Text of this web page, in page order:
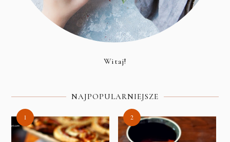
Witaj!
NAJPOPULARNIEJSZE